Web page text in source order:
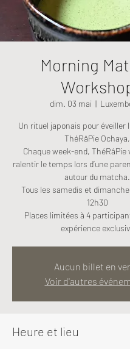
Morning
dim. 03 mai
  |
Un rituel japonais pour éveiller
ThéRâPie Ochaya,
Chaque week-end, ThéRâPie
ralentir le temps lors d’une
autour du matcha.
Tous les samedis et
12h30
Places limitées à 4
expérience
Aucun billet en
Voir d'autres
Heure et lieu